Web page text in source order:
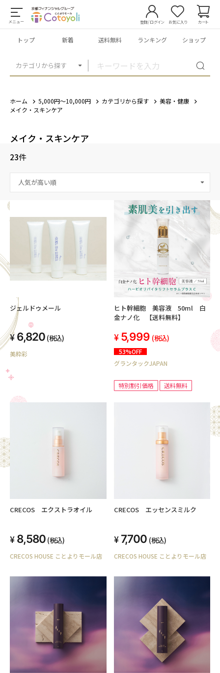
メニュー
カテゴリから探す
登録/ログイン お気に入り カート
トップ 新着 送料無料 ランキング ショップ
ホーム 5,000円～10,000円 カテゴリから探す
美容・健康
メイク・スキンケア
メイク・スキンケア
23件
ジェルドゥメール
6,820 (税込)
美粋彩
ヒト幹細胞 美容液 50ml 白
金ナノ化 【送料無料】
5,999 (税込)
53%OFF
グランタックJAPAN
特別割引価格 送料無料
CRECOS エクストラオイル
8,580 (税込)
CRECOS HOUSE ことよりモール店
CRECOS エッセンスミルク
7,700 (税込)
CRECOS HOUSE ことよりモール店